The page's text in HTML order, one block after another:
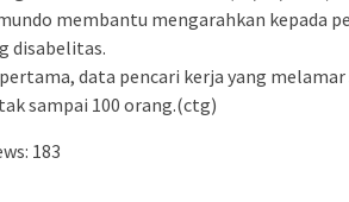
membantu mengarahkan kepada
disabelitas.
data pencari kerja yang
sampai 100 orang.(ctg)
183